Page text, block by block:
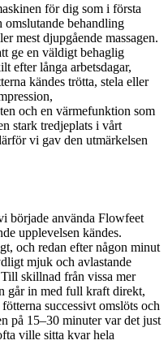
för dig som i första
behandling
mest djupgående massagen.
ge en väldigt behaglig
efter långa arbetsdagar,
kändes trötta, stela eller
och en värmefunktion som
stark tredjeplats i vårt
vi gav den utmärkelsen
började använda Flowfeet
upplevelsen kändes.
och redan efter någon minut
mjuk och avlastande
skillnad från vissa mer
går in med full kraft direkt,
successivt omslöts och
på 15–30 minuter var det just
ville sitta kvar hela